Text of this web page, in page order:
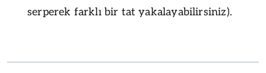
serperek farklı bir tat yakalayabilirsiniz).